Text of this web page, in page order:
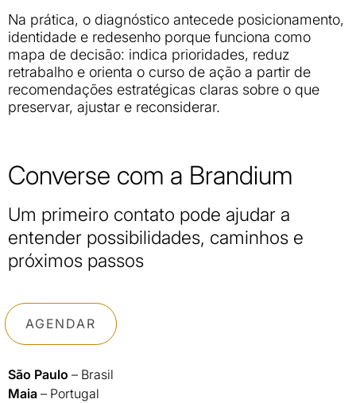
Na prática, o diagnóstico antecede posicionamento,
identidade e redesenho porque funciona como
mapa de decisão: indica prioridades, reduz
retrabalho e orienta o curso de ação a partir de
recomendações estratégicas claras sobre o que
preservar, ajustar e reconsiderar.
Converse com a Brandium
Um primeiro contato pode ajudar a
entender possibilidades, caminhos e
próximos passos
AGENDAR
São Paulo – Brasil
Maia – Portugal